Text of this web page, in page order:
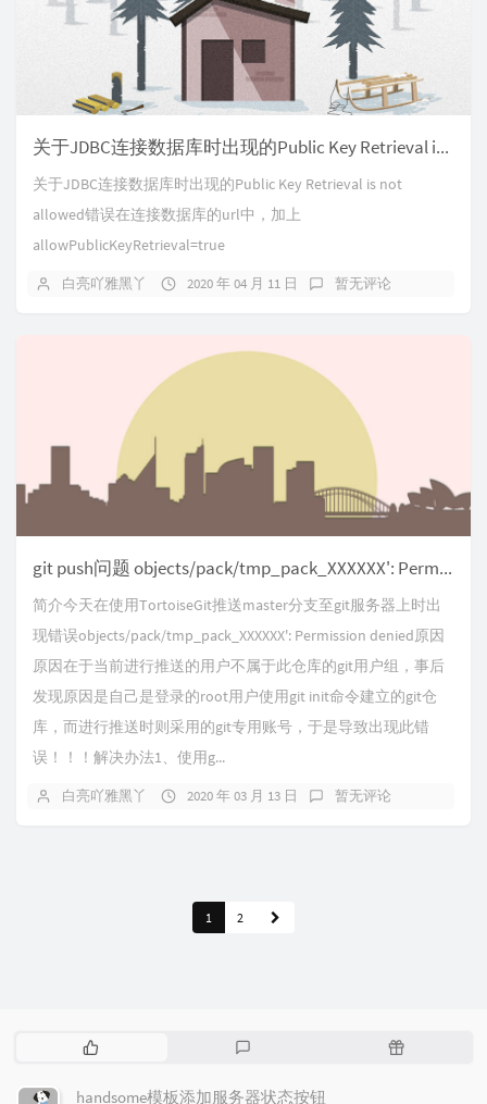
关于JDBC连接数据库时出现的Public Key Retrieval is not allowed错误
关于JDBC连接数据库时出现的Public Key Retrieval is not
allowed错误在连接数据库的url中，加上
allowPublicKeyRetrieval=true
白亮吖雅黑丫 2020 年 04 月 11 日 暂无评论
git push问题 objects/pack/tmp_pack_XXXXXX': Permission denied
简介今天在使用TortoiseGit推送master分支至git服务器上时出
现错误objects/pack/tmp_pack_XXXXXX': Permission denied原因
原因在于当前进行推送的用户不属于此仓库的git用户组，事后
发现原因是自己是登录的root用户使用git init命令建立的git仓
库，而进行推送时则采用的git专用账号，于是导致出现此错
误！！！解决办法1、使用g...
白亮吖雅黑丫 2020 年 03 月 13 日 暂无评论
1 2
热
文
评
随
handsome模板添加服务器状态按钮